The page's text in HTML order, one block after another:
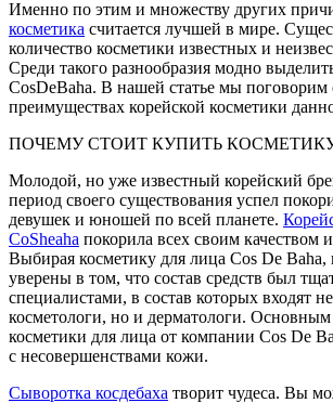
Именно по этим и множеству других
косметика считается лучшей в мире.
количество косметики известных и
Среди такого разнообразия модно
CosDeBaha. В нашей статье мы
преимуществах корейской косметики
ПОЧЕМУ СТОИТ КУПИТЬ КОСМЕТИКУ
Молодой, но уже известный корейский
период своего существования успел
девушек и юношей по всей планете.
CoSheaha покорила всех своим качеством
Выбирая косметику для лица Cos De
уверены в том, что состав средств был
специалистами, в состав которых входят
косметологи, но и дерматологи. Основным
косметики для лица от компании Cos De
с несовершенствами кожи.
Сыворотка косдебаха творит чудеса. Вы